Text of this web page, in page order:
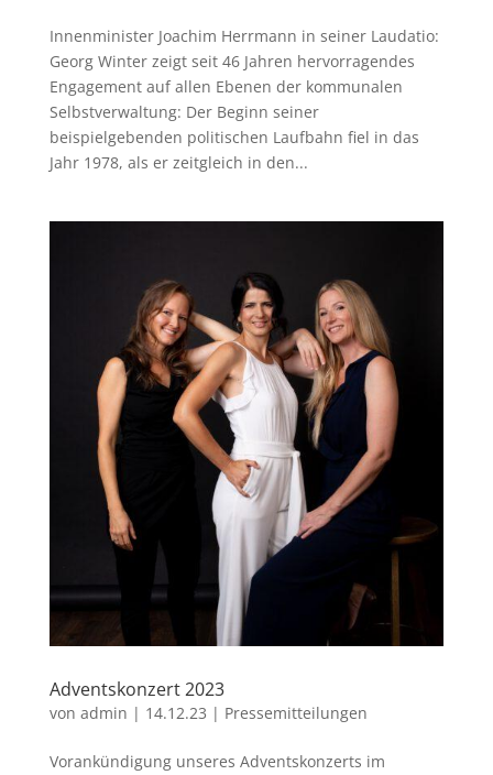
Innenminister Joachim Herrmann in seiner Laudatio:
Georg Winter zeigt seit 46 Jahren hervorragendes
Engagement auf allen Ebenen der kommunalen
Selbstverwaltung: Der Beginn seiner
beispielgebenden politischen Laufbahn fiel in das
Jahr 1978, als er zeitgleich in den...
Adventskonzert 2023
von admin | 14.12.23 | Pressemitteilungen
Vorankündigung unseres Adventskonzerts im